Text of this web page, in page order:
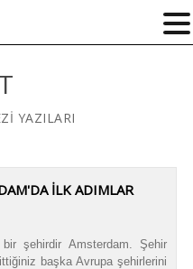
YAZILARI
İLK ADIMLAR
şehirdir Amsterdam. Şehir
başka Avrupa şehirlerini